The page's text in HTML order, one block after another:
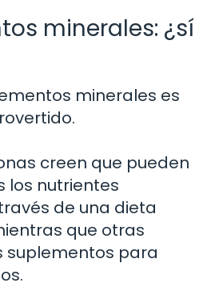
minerales: ¿sí
minerales es
creen que pueden
los nutrientes
de una dieta
que otras
suplementos para